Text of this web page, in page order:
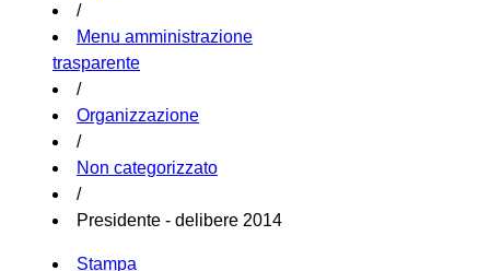
/
Menu amministrazione
trasparente
/
Organizzazione
/
Non categorizzato
/
Presidente - delibere 2014
Stampa